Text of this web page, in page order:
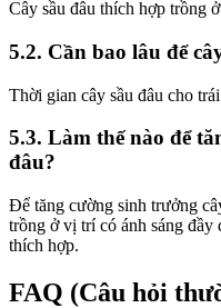
Cây sầu đâu thích hợp trồng
5.2. Cần bao lâu để
Thời gian cây sầu đâu cho
5.3. Làm thế nào để
đâu?
Để tăng cường sinh trưởng
trồng ở vị trí có ánh sáng đầy
thích hợp.
FAQ (Câu hỏi